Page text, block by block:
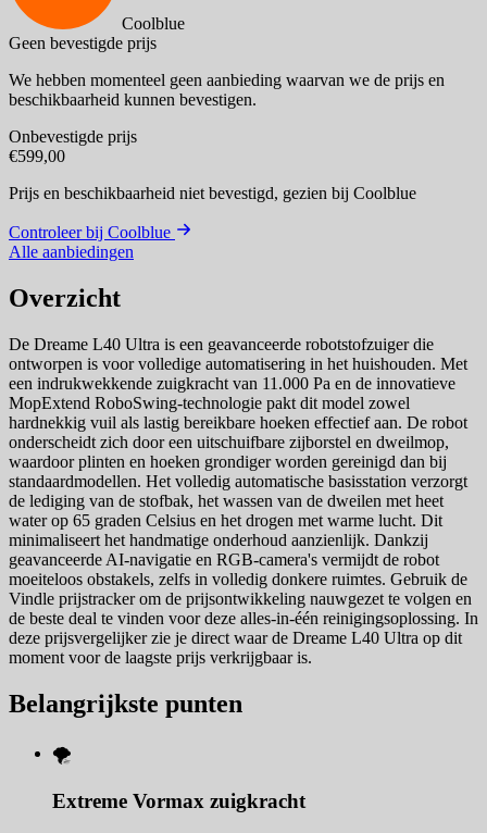
Coolblue
Geen bevestigde prijs
We hebben momenteel geen aanbieding waarvan we de prijs en
beschikbaarheid kunnen bevestigen.
Onbevestigde prijs
€599,00
Prijs en beschikbaarheid niet bevestigd, gezien bij Coolblue
Controleer bij Coolblue
Alle aanbiedingen
Overzicht
De Dreame L40 Ultra is een geavanceerde robotstofzuiger die
ontworpen is voor volledige automatisering in het huishouden. Met
een indrukwekkende zuigkracht van 11.000 Pa en de innovatieve
MopExtend RoboSwing-technologie pakt dit model zowel
hardnekkig vuil als lastig bereikbare hoeken effectief aan. De robot
onderscheidt zich door een uitschuifbare zijborstel en dweilmop,
waardoor plinten en hoeken grondiger worden gereinigd dan bij
standaardmodellen. Het volledig automatische basisstation verzorgt
de lediging van de stofbak, het wassen van de dweilen met heet
water op 65 graden Celsius en het drogen met warme lucht. Dit
minimaliseert het handmatige onderhoud aanzienlijk. Dankzij
geavanceerde AI-navigatie en RGB-camera's vermijdt de robot
moeiteloos obstakels, zelfs in volledig donkere ruimtes. Gebruik de
Vindle prijstracker om de prijsontwikkeling nauwgezet te volgen en
de beste deal te vinden voor deze alles-in-één reinigingsoplossing. In
deze prijsvergelijker zie je direct waar de Dreame L40 Ultra op dit
moment voor de laagste prijs verkrijgbaar is.
Belangrijkste punten
🌪️
Extreme Vormax zuigkracht